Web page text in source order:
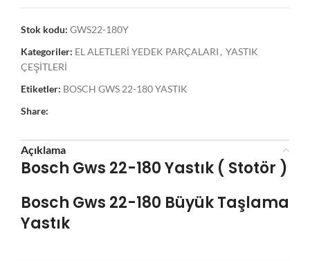
Stok kodu: GWS22-180Y
Kategoriler: EL ALETLERİ YEDEK PARÇALARI , YASTIK
ÇEŞİTLERİ
Etiketler: BOSCH GWS 22-180 YASTIK
Share:
Açıklama
Bosch Gws 22-180 Yastık ( Stotör )
Bosch Gws 22-180 BüyükTaşlama
Yastık